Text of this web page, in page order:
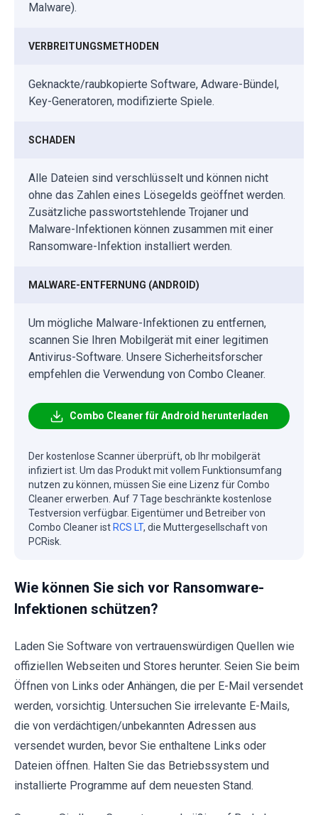
Malware).
VERBREITUNGSMETHODEN
Geknackte/raubkopierte Software, Adware-Bündel,
Key-Generatoren, modifizierte Spiele.
SCHADEN
Alle Dateien sind verschlüsselt und können nicht
ohne das Zahlen eines Lösegelds geöffnet werden.
Zusätzliche passwortstehlende Trojaner und
Malware-Infektionen können zusammen mit einer
Ransomware-Infektion installiert werden.
MALWARE-ENTFERNUNG (ANDROID)
Um mögliche Malware-Infektionen zu entfernen,
scannen Sie Ihren Mobilgerät mit einer legitimen
Antivirus-Software. Unsere Sicherheitsforscher
empfehlen die Verwendung von Combo Cleaner.
Combo Cleaner für Android herunterladen
Der kostenlose Scanner überprüft, ob Ihr mobilgerät
infiziert ist. Um das Produkt mit vollem Funktionsumfang
nutzen zu können, müssen Sie eine Lizenz für Combo
Cleaner erwerben. Auf 7 Tage beschränkte kostenlose
Testversion verfügbar. Eigentümer und Betreiber von
Combo Cleaner ist RCS LT, die Muttergesellschaft von
PCRisk.
Wie können Sie sich vor Ransomware-
Infektionen schützen?
Laden Sie Software von vertrauenswürdigen Quellen wie
offiziellen Webseiten und Stores herunter. Seien Sie beim
Öffnen von Links oder Anhängen, die per E-Mail versendet
werden, vorsichtig. Untersuchen Sie irrelevante E-Mails,
die von verdächtigen/unbekannten Adressen aus
versendet wurden, bevor Sie enthaltene Links oder
Dateien öffnen. Halten Sie das Betriebssystem und
installierte Programme auf dem neuesten Stand.